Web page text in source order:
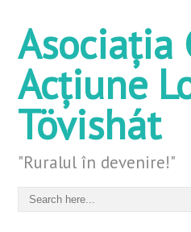
Asociația
Acțiune
Tövishát
"Ruralul în devenire!"